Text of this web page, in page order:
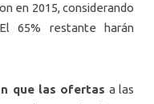
en 2015, considerando
65% restante harán
que las ofertas a las